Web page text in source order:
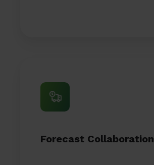
Forecast Collaboration